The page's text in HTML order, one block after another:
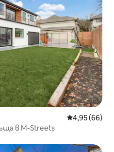
Средна
4,95 (66)
в M-Streets